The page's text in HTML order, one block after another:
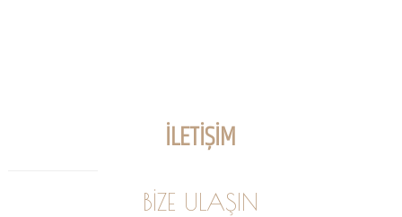
İLETİŞİM
BİZE ULAŞIN